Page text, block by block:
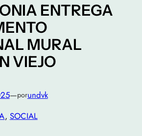
ENTREGA
MURAL
VIEJO
—porundvk
, SOCIAL